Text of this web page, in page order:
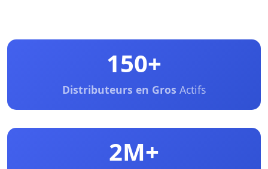
150+
Distributeurs en Gros Actifs
2M+